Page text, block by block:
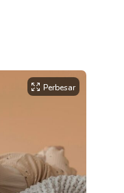
Perbesar